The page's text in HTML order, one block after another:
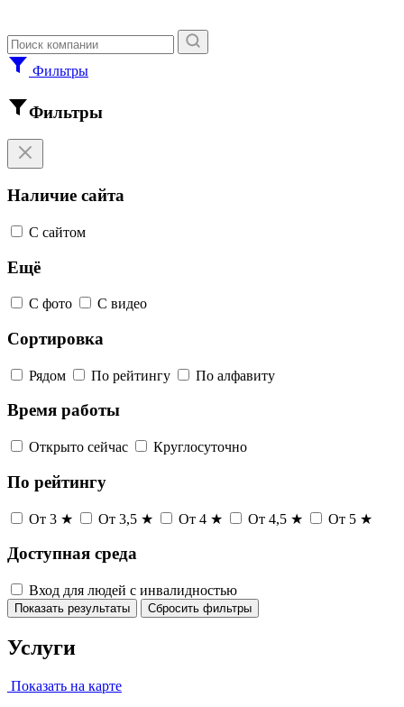
Фильтры
Фильтры
Наличие сайта
С сайтом
Ещё
С фото С видео
Сортировка
Рядом По рейтингу По алфавиту
Время работы
Открыто сейчас Круглосуточно
По рейтингу
От 3 ★ От 3,5 ★ От 4 ★ От 4,5 ★ От 5 ★
Доступная среда
Вход для людей с инвалидностью
Показать результаты Сбросить фильтры
Услуги
Показать на карте